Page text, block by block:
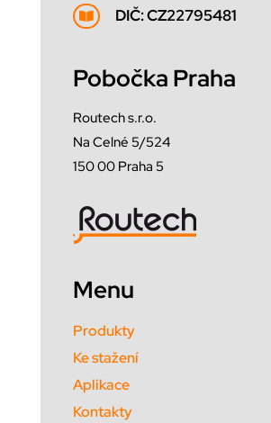
 DIČ: CZ22795481
Pobočka Praha
Routech s.r.o.
Na Celné 5/524
150 00 Praha 5
Menu
Produkty
Ke stažení
Aplikace
Kontakty